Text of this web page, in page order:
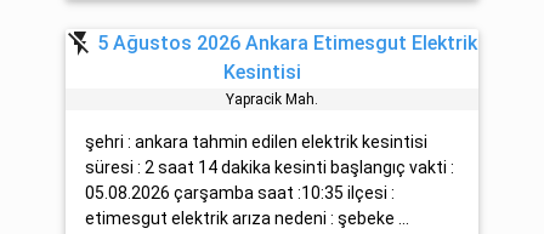
flash_off 5 Ağustos 2026 Ankara Etimesgut Elektrik
Kesintisi
Yapracik Mah.
şehri : ankara tahmin edilen elektrik kesintisi
süresi : 2 saat 14 dakika kesinti başlangıç vakti :
05.08.2026 çarşamba saat :10:35 ilçesi :
etimesgut elektrik arıza nedeni : şebeke ...